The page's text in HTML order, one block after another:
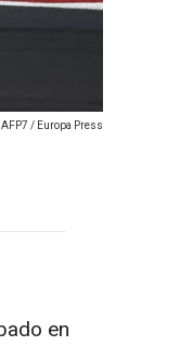
/ Europa Press
en